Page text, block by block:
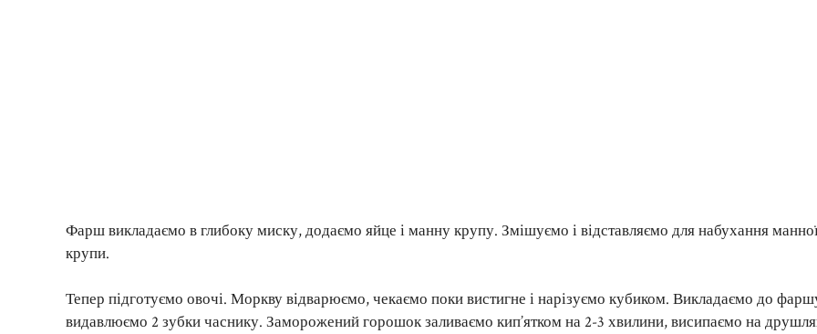
Фарш викладаємо в глибоку миску, додаємо яйце і манну крупу. Змішуємо і відставляємо для набухання
крупи.
Тепер підготуємо овочі. Моркву відварюємо, чекаємо поки вистигне і нарізуємо кубиком. Викладаємо до
видавлюємо 2 зубки часнику. Заморожений горошок заливаємо кип’ятком на 2-3 хвилини, висипаємо на